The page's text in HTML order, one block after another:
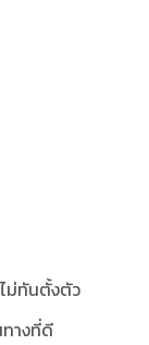
ม่ทันตั้งตัว
างที่ดี